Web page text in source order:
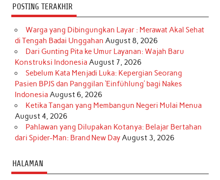
POSTING TERAKHIR
Warga yang Dibingungkan Layar : Merawat Akal Sehat
di Tengah Badai Unggahan August 8, 2026
Dari Gunting Pita ke Umur Layanan: Wajah Baru
Konstruksi Indonesia August 7, 2026
Sebelum Kata Menjadi Luka: Kepergian Seorang
Pasien BPJS dan Panggilan ‘Einfühlung’ bagi Nakes
Indonesia August 6, 2026
Ketika Tangan yang Membangun Negeri Mulai Menua
August 4, 2026
Pahlawan yang Dilupakan Kotanya: Belajar Bertahan
dari Spider-Man: Brand New DayAugust 3, 2026
HALAMAN